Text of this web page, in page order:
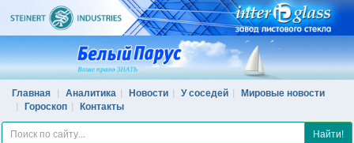
Главная Аналитика Новости У соседей
Мировые новости
Гороскоп
Контакты
Найти!